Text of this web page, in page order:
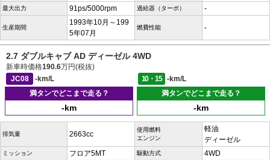
最大出力 91ps/5000rpm 過給器（ターボ） -
生産期間
1993年10月～199
5年07月
燃費性能 -
2.7 ダブルキャブ AD ディーゼル 4WD
新車時価格190.6万円(税抜)
JC08
-km/L 10・15
-km/L
満タンでどこまで走る？
-km
満タンでどこまで走る？
-km
排気量 2663cc
使用燃料
エンジン
軽油
ディーゼル
ミッション フロア5MT 駆動方式 4WD